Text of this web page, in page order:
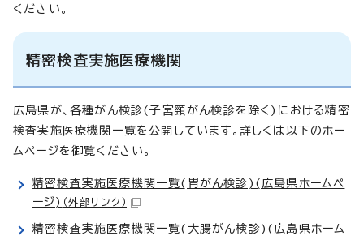
ください。
精密検査実施医療機関
広島県が、各種がん検診(子宮頸がん検診を除く)における精密
検査実施医療機関一覧を公開しています。詳しくは以下のホー
ムページを御覧ください。
精密検査実施医療機関一覧(胃がん検診)(広島県ホームペ
ージ) （外部リンク）
精密検査実施医療機関一覧(大腸がん検診)(広島県ホーム